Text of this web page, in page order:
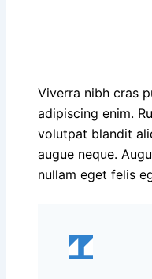
Viverra nibh cras
adipiscing enim.
volutpat blandit
augue neque.
nullam eget felis